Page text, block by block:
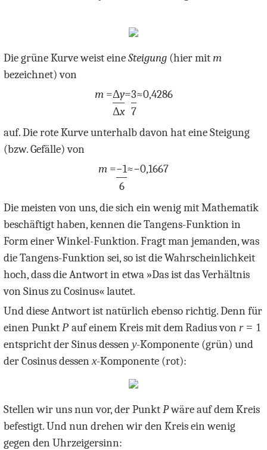
Die grüne Kurve weist eineSteigung (hier mitm
bezeichnet) von
m=Δy
Δx
=3
7
≈0,4286
auf. Die rote Kurve unterhalb davon hat eine Steigung
(bzw. Gefälle) von
m =−1
6
≈−0,1667
Die meisten von uns, die sich ein wenig mit Mathematik
beschäftigt haben, kennen die Tangens-Funktion in
Form einer Winkel-Funktion. Fragt man jemanden, was
die Tangens-Funktion sei, so ist die Wahrscheinlichkeit
hoch, dass die Antwort in etwa »Das ist das Verhältnis
von Sinus zu Cosinus« lautet.
Und diese Antwort ist natürlich ebenso richtig. Denn für
einen Punkt P auf einem Kreis mit dem Radius von r= 1
entspricht der Sinus desseny-Komponente (grün) und
der Cosinus dessenx-Komponente (rot):
Stellen wir uns nun vor, der PunktPwäre auf dem Kreis
befestigt. Und nun drehen wir den Kreis ein wenig
gegen den Uhrzeigersinn: